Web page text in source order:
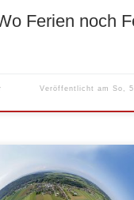
Ferien noch
Veröffentlicht amSo,